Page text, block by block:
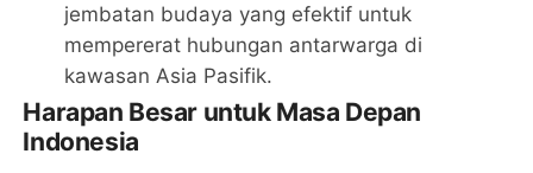
jembatan budaya yang efektif untuk
mempererat hubungan antarwarga di
kawasan Asia Pasifik.
Harapan Besar untuk Masa Depan
Indonesia